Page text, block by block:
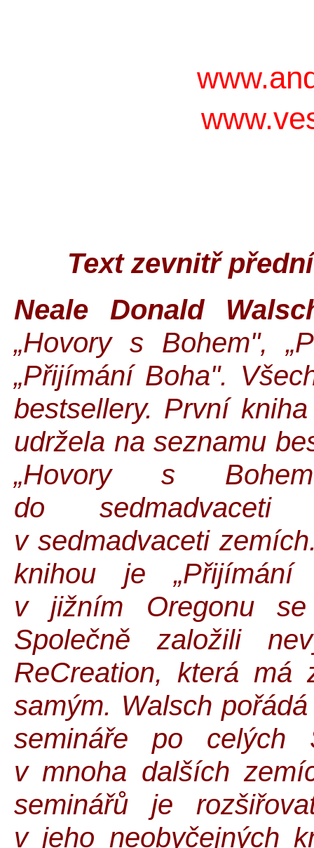
www.
www.
Text zevnitř
Neale Donald
„Hovory s Bohem",
„Přijímání Boha".
bestsellery. První
udržela na seznamu
„Hovory s
do
v sedmadvaceti
knihou je
v jižním Oregonu
Společně založili
ReCreation, která
samým. Walsch
semináře po celých
v mnoha dalších
seminářů je
v jeho neobyčejných